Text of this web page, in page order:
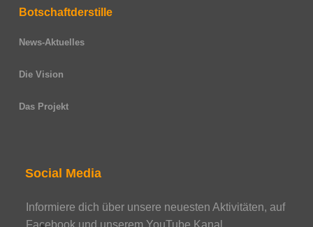
Botschaftderstille
News-Aktuelles
Die Vision
Das Projekt
Social Media
Informiere dich über unsere neuesten Aktivitäten, auf
Facebook und unserem YouTube Kanal.